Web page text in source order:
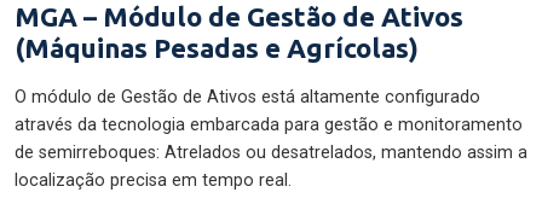
MGA – Módulo de Gestão de Ativos
(Máquinas Pesadas e Agrícolas)
O módulo de Gestão de Ativos está altamente configurado
através da tecnologia embarcada para gestão e monitoramento
de semirreboques: Atrelados ou desatrelados, mantendo assim a
localização precisa em tempo real.